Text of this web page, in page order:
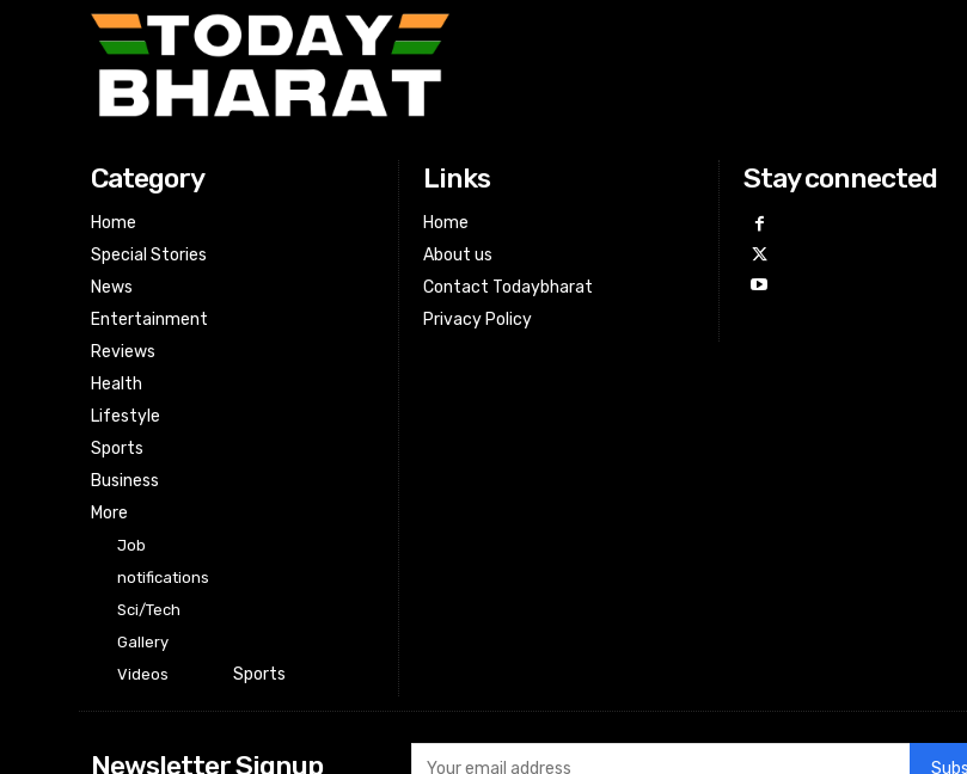
Category
Home
Special Stories
News
Entertainment
Reviews
Health
Lifestyle
Sports
Business
More
Job
notifications
Sci/Tech
Gallery
Videos
Sports
Links
Home
About us
Contact Todaybharat
Privacy Policy
Stay connected
Newsletter Signup